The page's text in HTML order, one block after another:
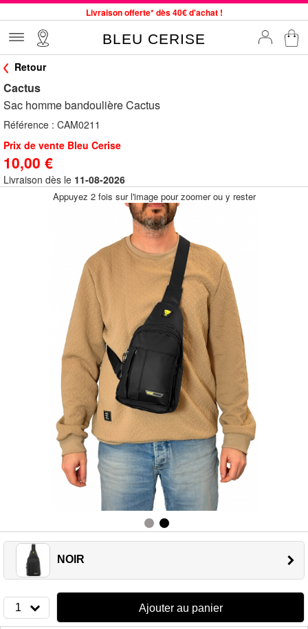
Livraison offerte* dès 40€ d'achat !
Commande avant 12h expédiée le jour même, du lundi au vendredi
Jusqu'à -75% sur le site du 29/07 au 27/08
Samsonite, Delsey, American Tourister, Little Marcel à Prix Bas
BLEU CERISE
Retour
Cactus
Sac homme bandoulière Cactus
Référence : CAM0211
Prix de vente Bleu Cerise
10,00 €
Livraison dès le 11-08-2026
Appuyez 2 fois sur l'image pour zoomer ou y rester
NOIR
1 Ajouter au panier